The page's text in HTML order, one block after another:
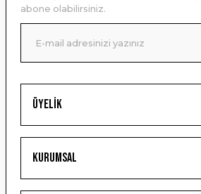
Ürün fiyatı diğer sitelerden daha pahalı.
Bu ürüne benzer farklı alternatifler olmalı.
Gönder
Üyelik
Kurumsal
abone olabilirsiniz.